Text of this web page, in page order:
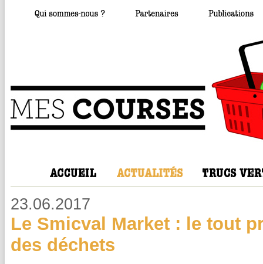
23.06.2017
Le Smicval Market : le tout
des déchets